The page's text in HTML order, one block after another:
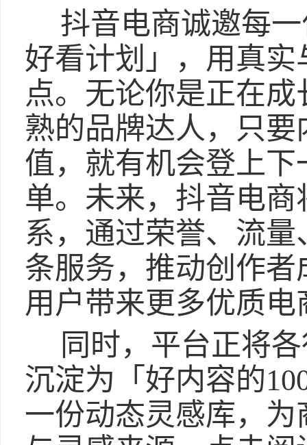
抖音电商诚邀每
好看计划」，用真
点。无论你是正在
熟的品牌达人，只
值，就有机会登上
单。未来，抖音电
系，通过荣誉、流
条服务，推动创作
用户带来更多优质
同时，平台正将
沉淀为「好内容的
一份动态灵感库，